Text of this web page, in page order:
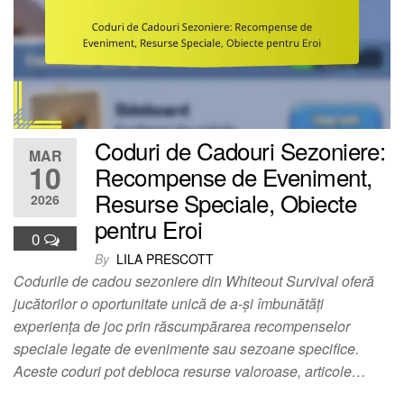
MAR
10
2026
0
Coduri de Cadouri Sezoniere:
Recompense de Eveniment,
Resurse Speciale, Obiecte
pentru Eroi
By LILA PRESCOTT
Codurile de cadou sezoniere din Whiteout Survival oferă
jucătorilor o oportunitate unică de a-și îmbunătăți
experiența de joc prin răscumpărarea recompenselor
speciale legate de evenimente sau sezoane specifice.
Aceste coduri pot debloca resurse valoroase, articole…